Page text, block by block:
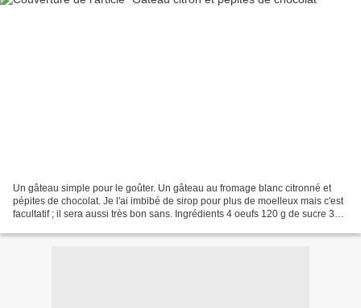
Un gâteau simple pour le goûter. Un gâteau au fromage blanc citronné et
pépites de chocolat. Je l'ai imbibé de sirop pour plus de moelleux mais c'est
facultatif ; il sera aussi très bon sans. Ingrédients 4 oeufs 120 g de sucre 3